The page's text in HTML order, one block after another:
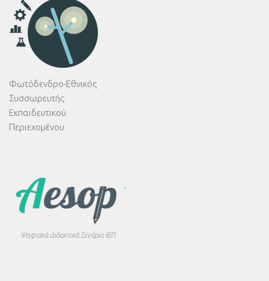
Φωτόδενδρο-Εθνικός
Συσσωρευτής
Εκπαιδευτικού
Περιεχομένου
Ψηφιακά Διδακτικά Σενάρια ΙΕΠ